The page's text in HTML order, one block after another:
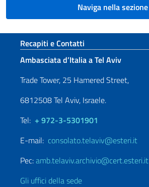
Naviga nella sezione
Sezione footer
Recapiti e Contatti
Ambasciata d’Italia a Tel Aviv
Trade Tower, 25 Hamered Street,
6812508 Tel Aviv, Israele.
Tel: + 972-3-5301901
E-mail: consolato.telaviv@esteri.it
Pec:amb.telaviv.archivio@cert.esteri.it
Gli uffici della sede